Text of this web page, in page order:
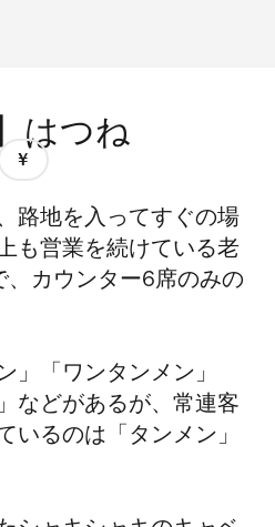
はつね
価
1/4
路地を入ってすぐの場
も営業を続けている老
カウンター6席のみの
」「ワンタンメン」
などがあるが、常連客
いるのは「タンメン」